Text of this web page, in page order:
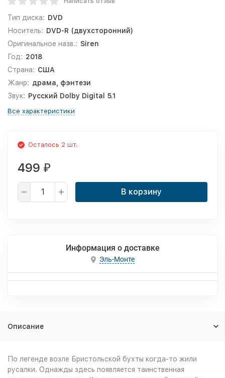
Тип диска: DVD
Носитель: DVD-R (двухсторонний)
Оригинальное назв.: Siren
Год: 2018
Страна: США
Жанр: драма, фэнтези
Звук: Русский Dolby Digital 5.1
Все характеристики
Осталось 2 шт.
499 ₽
В корзину
Информация о доставке
Эль-Монте
Описание
По легенде возле Бристольской бухты когда-то жили
русалки. Однажды здесь появляется таинственная